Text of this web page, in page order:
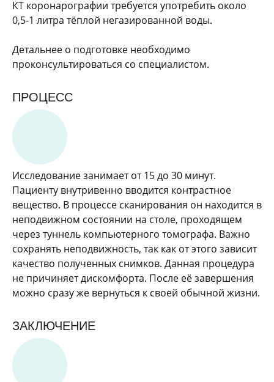
КТ коронарографии требуется употребить около
0,5-1 литра тёплой негазированной воды.
Детальнее о подготовке необходимо
проконсультироваться со специалистом.
ПРОЦЕСС
Исследование занимает от 15 до 30 минут.
Пациенту внутривенно вводится контрастное
вещество. В процессе сканирования он находится в
неподвижном состоянии на столе, проходящем
через туннель компьютерного томографа. Важно
сохранять неподвижность, так как от этого зависит
качество полученных снимков. Данная процедура
не причиняет дискомфорта. После её завершения
можно сразу же вернуться к своей обычной жизни.
ЗАКЛЮЧЕНИЕ